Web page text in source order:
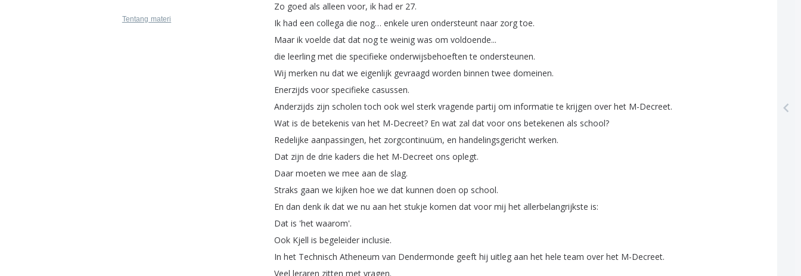
Zo goed als alleen voor, ik had er 27.
Ik had een collega die nog… enkele uren ondersteunt naar zorg toe.
Maar ik voelde dat dat nog te weinig was om voldoende...
die leerling met die specifieke onderwijsbehoeften te ondersteunen.
Wij merken nu dat we eigenlijk gevraagd worden binnen twee domeinen.
Enerzijds voor specifieke casussen.
Anderzijds zijn scholen toch ook wel sterk vragende partij om informatie te krijgen over het M-Decreet.
Wat is de betekenis van het M-Decreet? En wat zal dat voor ons betekenen als school?
Redelijke aanpassingen, het zorgcontinuüm, en handelingsgericht werken.
Dat zijn de drie kaders die het M-Decreet ons oplegt.
Daar moeten we mee aan de slag.
Straks gaan we kijken hoe we dat kunnen doen op school.
En dan denk ik dat we nu aan het stukje komen dat voor mij het allerbelangrijkste is:
Dat is 'het waarom'.
Ook Kjell is begeleider inclusie.
In het Technisch Atheneum van Dendermonde geeft hij uitleg aan het hele team over het M-Decreet.
Veel leraren zitten met vragen.
Tentang materi